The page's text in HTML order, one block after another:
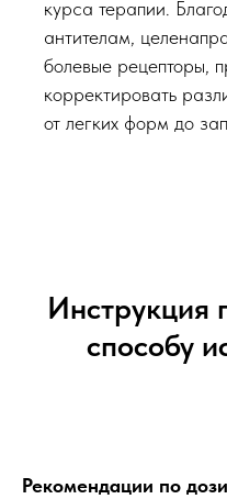
курса терапии.
антителам,
болевые рецепторы,
корректировать
от легких форм до
Инструкция
способу
Рекомендации по